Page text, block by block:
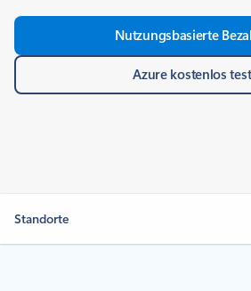
Nutzungsbasierte
Azure kostenlos
Standorte